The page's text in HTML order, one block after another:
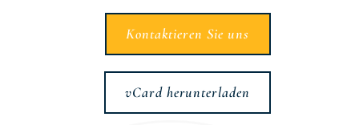
Kontaktieren Sie uns
vCard herunterladen